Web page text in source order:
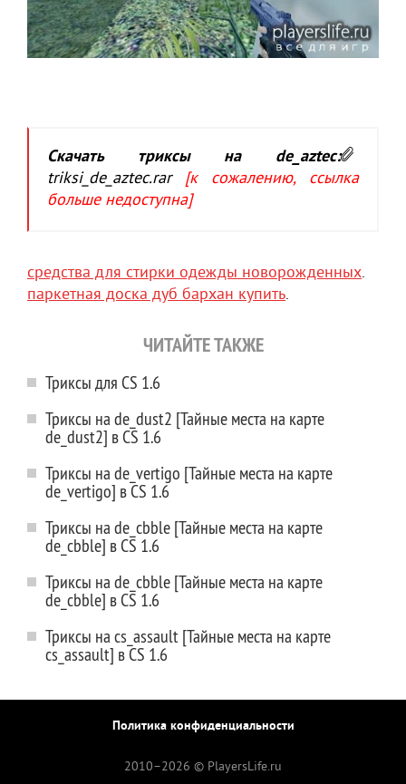
Скачать триксы на de_aztec:
triksi_de_aztec.rar [к сожалению, ссылка
больше недоступна]
средства для стирки одежды новорожденных.
паркетная доска дуб бархан купить.
ЧИТАЙТЕ ТАКЖЕ
Триксы для CS 1.6
Триксы на de_dust2 [Тайные места на карте
de_dust2] в CS 1.6
Триксы на de_vertigo [Тайные места на карте
de_vertigo] в CS 1.6
Триксы на de_cbble [Тайные места на карте
de_cbble] в CS 1.6
Триксы на de_cbble [Тайные места на карте
de_cbble] в CS 1.6
Триксы на cs_assault [Тайные места на карте
cs_assault] в CS 1.6
Политика конфиденциальности
2010–2026 © PlayersLife.ru